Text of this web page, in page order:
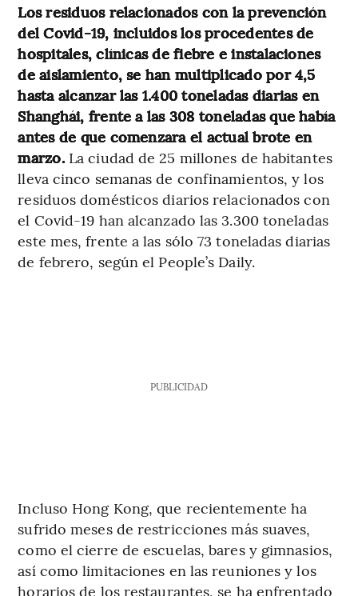
Los residuos relacionados con la prevención
del Covid-19, incluidos los procedentes de
hospitales, clínicas de fiebre e instalaciones
de aislamiento, se han multiplicado por 4,5
hasta alcanzar las 1.400 toneladas diarias en
Shanghái, frente a las 308 toneladas que había
antes de que comenzara el actual brote en
marzo. La ciudad de 25 millones de habitantes
lleva cinco semanas de confinamientos, y los
residuos domésticos diarios relacionados con
el Covid-19 han alcanzado las 3.300 toneladas
este mes, frente a las sólo 73 toneladas diarias
de febrero, según el People’s Daily.
PUBLICIDAD
Incluso Hong Kong, que recientemente ha
sufrido meses de restricciones más suaves,
como el cierre de escuelas, bares y gimnasios,
así como limitaciones en las reuniones y los
horarios de los restaurantes, se ha enfrentado